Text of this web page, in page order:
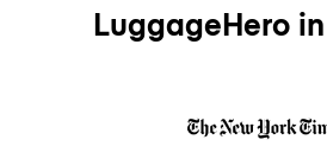
LuggageHero